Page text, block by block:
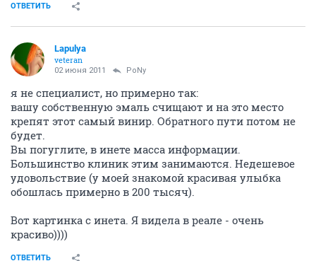
ОТВЕТИТЬ
Lapulya
veteran
02 июня 2011 PoNy
я не специалист, но примерно так:
вашу собственную эмаль счищают и на это место
крепят этот самый винир. Обратного пути потом не
будет.
Вы погуглите, в инете масса информации.
Большинство клиник этим занимаются. Недешевое
удовольствие (у моей знакомой красивая улыбка
обошлась примерно в 200 тысяч).
Вот картинка с инета. Я видела в реале - очень
красиво))))
ОТВЕТИТЬ